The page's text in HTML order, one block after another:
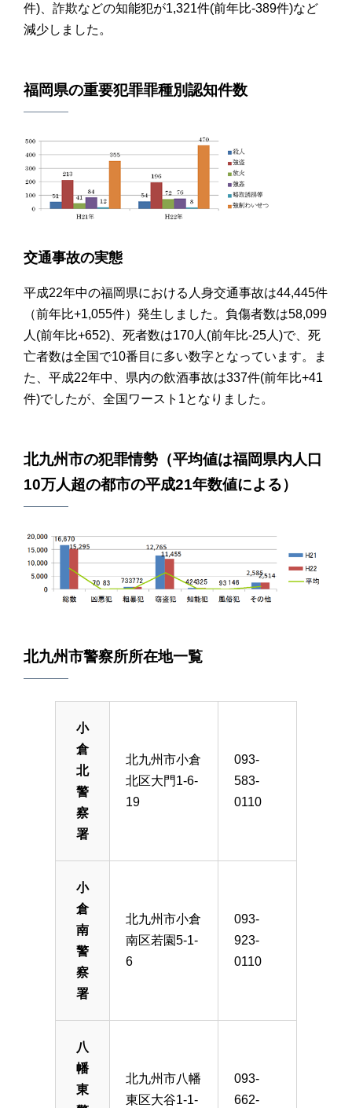
件)、詐欺などの知能犯が1,321件(前年比-389件)など
減少しました。
福岡県の重要犯罪罪種別認知件数
交通事故の実態
平成22年中の福岡県における人身交通事故は44,445件
（前年比+1,055件）発生しました。負傷者数は58,099
人(前年比+652)、死者数は170人(前年比-25人)で、死
亡者数は全国で10番目に多い数字となっています。ま
た、平成22年中、県内の飲酒事故は337件(前年比+41
件)でしたが、全国ワースト1となりました。
北九州市の犯罪情勢（平均値は福岡県内人口
10万人超の都市の平成21年数値による）
北九州市警察所所在地一覧
小
倉
北
警
察
署
北九州市小倉
北区大門1-6-
19
093-
583-
0110
小
倉
南
警
察
署
北九州市小倉
南区若園5-1-
6
093-
923-
0110
八
幡
東
北九州市八幡
東区大谷1-1-
093-
662-